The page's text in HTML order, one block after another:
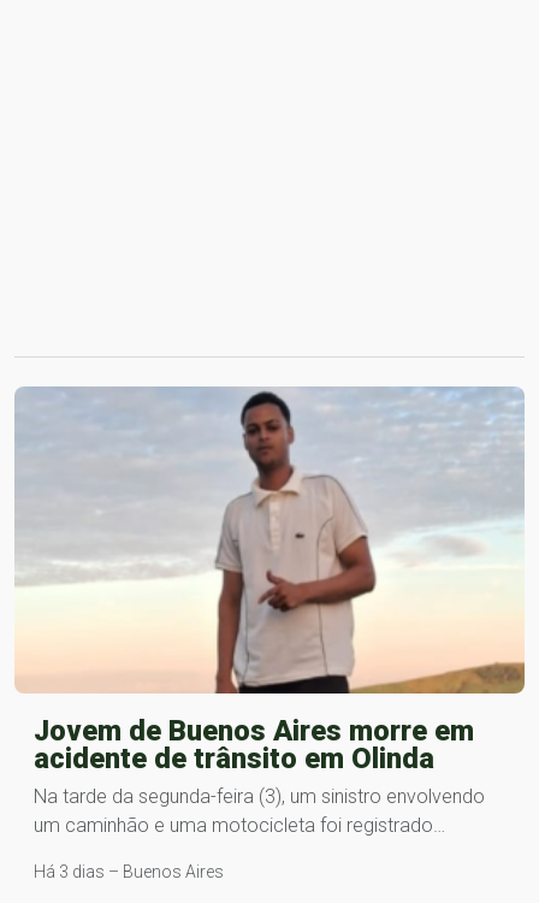
Jovem de Buenos Aires morre em
acidente de trânsito em Olinda
Na tarde da segunda-feira (3), um sinistro envolvendo
um caminhão e uma motocicleta foi registrado…
Há 3 dias – Buenos Aires